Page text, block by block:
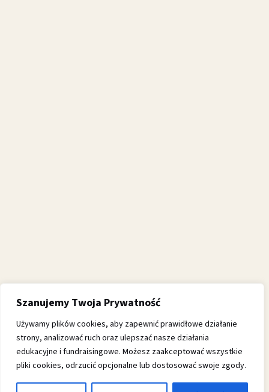
Szanujemy Twoja Prywatność
Używamy plików cookies, aby zapewnić prawidłowe działanie
strony, analizować ruch oraz ulepszać nasze działania
edukacyjne i fundraisingowe. Możesz zaakceptować wszystkie
pliki cookies, odrzucić opcjonalne lub dostosować swoje zgody.